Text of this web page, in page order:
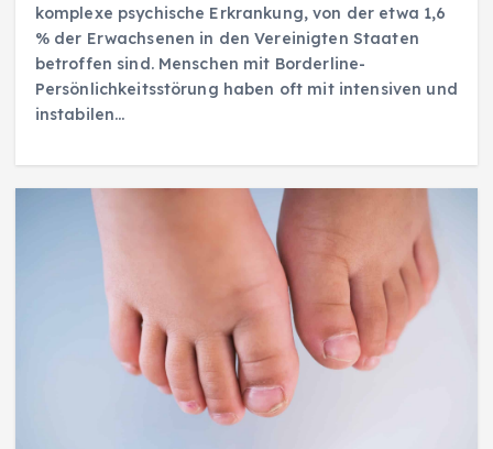
komplexe psychische Erkrankung, von der etwa 1,6
% der Erwachsenen in den Vereinigten Staaten
betroffen sind. Menschen mit Borderline-
Persönlichkeitsstörung haben oft mit intensiven und
instabilen…